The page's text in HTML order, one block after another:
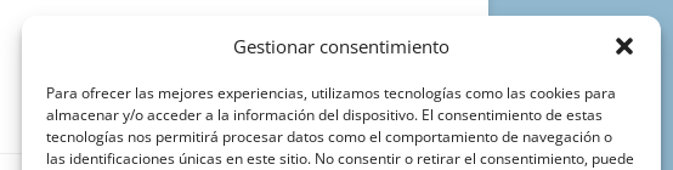
Gestionar consentimiento
Para ofrecer las mejores experiencias, utilizamos tecnologías como las cookies para
almacenar y/o acceder a la información del dispositivo. El consentimiento de estas
tecnologías nos permitirá procesar datos como el comportamiento de navegación o
las identificaciones únicas en este sitio. No consentir o retirar el consentimiento, puede